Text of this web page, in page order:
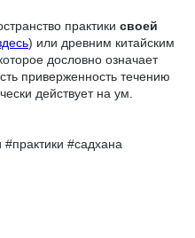
практики своей
) или древним китайским
которое дословно означает
приверженность течению
действует на ум.
#садхана